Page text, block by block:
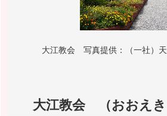
休園日／無休 ※天草キリシタン
は翌平日・但し、天草四郎陣中旗
12月30日～1月1日
天草宝島観光協会(城山公園ペー
大江教会 写真提供：（一社）
大江教会 （おおえき